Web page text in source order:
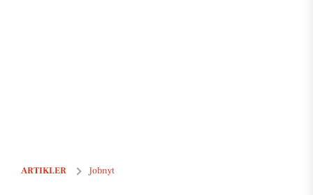
ARTIKLER Jobnyt
Bliv engageret uddannelsesvejleder og gør en forskel for unge i